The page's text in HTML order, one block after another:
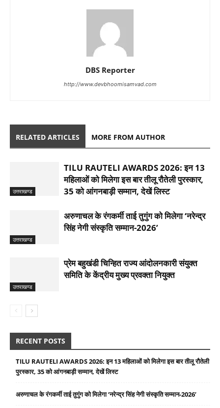
DBS Reporter
http://www.devbhoomisamvad.com
RELATED ARTICLES MORE FROM AUTHOR
उत्तराखण्ड
TILU RAUTELI AWARDS 2026: इन 13
महिलाओं को मिलेगा इस बार तीलू रौतेली पुरस्कार,
35 को आंगनबाड़ी सम्मान, देखें लिस्ट
उत्तराखण्ड
अरुणाचल के रंगकर्मी ताई तुगुंग को मिलेगा ‘नरेन्द्र
सिंह नेगी संस्कृति सम्मान-2026’
उत्तराखण्ड
प्रेम बहुखंडी चिन्हित राज्य आंदोलनकारी संयुक्त
समिति के केंद्रीय मुख्य प्रवक्ता नियुक्त
RECENT POSTS
TILU RAUTELI AWARDS 2026: इन 13 महिलाओं को मिलेगा इस बार तीलू रौतेली
पुरस्कार, 35 को आंगनबाड़ी सम्मान, देखें लिस्ट
अरुणाचल के रंगकर्मी ताई तुगुंग को मिलेगा ‘नरेन्द्र सिंह नेगी संस्कृति सम्मान-2026’